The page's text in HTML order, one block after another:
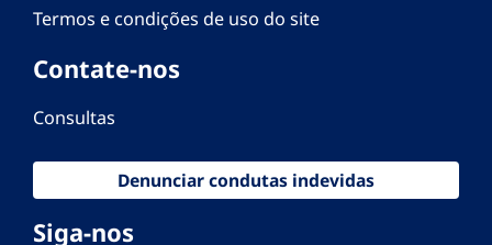
Termos e condições de uso do site
Contate-nos
Consultas
Denunciar condutas indevidas
Siga-nos